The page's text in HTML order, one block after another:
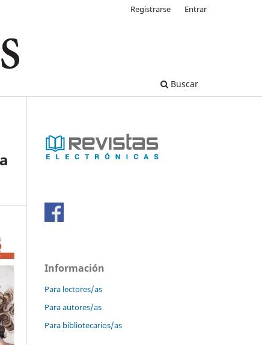
Buscar
Registrarse Entrar
Información
Para lectores/as
Para autores/as
Para bibliotecarios/as